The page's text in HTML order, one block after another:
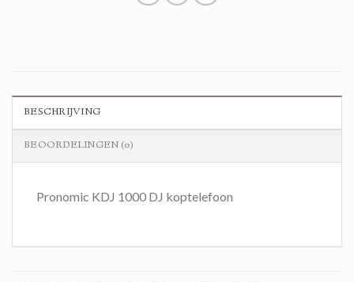
BESCHRIJVING
BEOORDELINGEN (0)
Pronomic KDJ 1000 DJ koptelefoon